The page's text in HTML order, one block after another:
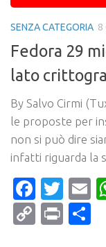
SENZA CATEGORIA 8
Fedora 29
lato
By Salvo Cirmi
le proposte per
non si può dire
infatti riguarda la
CopyPrint